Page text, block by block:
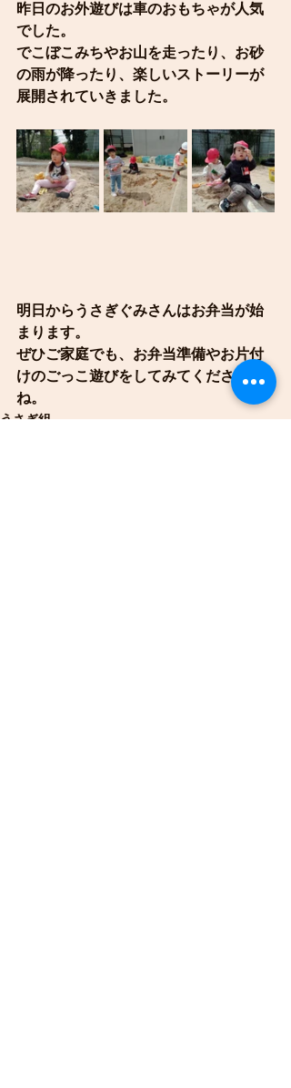
昨日のお外遊びは車のおもちゃが人気
でした。
でこぼこみちやお山を走ったり、お砂
の雨が降ったり、楽しいストーリーが
展開されていきました。
明日からうさぎぐみさんはお弁当が始
まります。
ぜひご家庭でも、お弁当準備やお片付
けのごっこ遊びをしてみてください
ね。
うさぎ組